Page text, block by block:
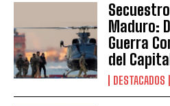
Maduro:
Guerra
del
DESTACADOS